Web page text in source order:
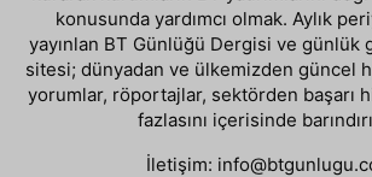
konusunda yardımcı olmak. Aylık
yayınlan BT Günlüğü Dergisi ve günlük
sitesi; dünyadan ve ülkemizden güncel
yorumlar, röportajlar, sektörden başarı
fazlasını içerisinde
İletişim: